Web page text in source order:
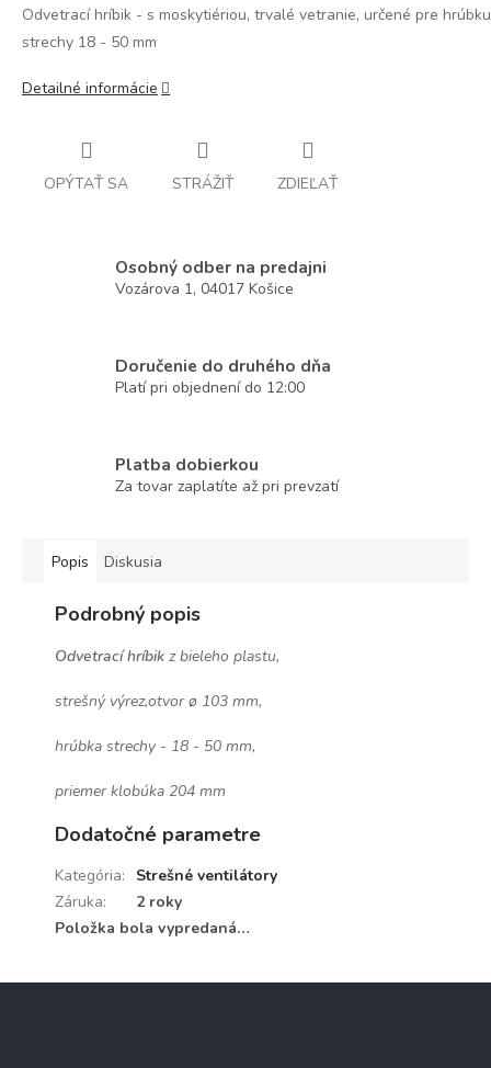
Odvetrací hríbik - s moskytiériou, trvalé vetranie, určené pre hrúbku
strechy 18 - 50 mm
Detailné informácie
OPÝTAŤ SA STRÁŽIŤ ZDIEĽAŤ
Osobný odber na predajni
Vozárova 1, 04017 Košice
Doručenie do druhého dňa
Platí pri objednení do 12:00
Platba dobierkou
Za tovar zaplatíte až pri prevzatí
Popis Diskusia
Podrobný popis
Odvetrací hríbik z bieleho plastu,
strešný výrez,otvor ø 103 mm,
hrúbka strechy - 18 - 50 mm,
priemer klobúka 204 mm
Dodatočné parametre
Kategória:
Strešné ventilátory
Záruka:
2 roky
Položka bola vypredaná…